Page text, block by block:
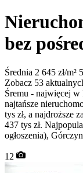
bez
Średnia 2 645 zł/m²
Zobacz 53
Śremu - najwięcej w
najtańsze
tys zł, a najdroższe
437 tys zł.
ogłoszenia),
12